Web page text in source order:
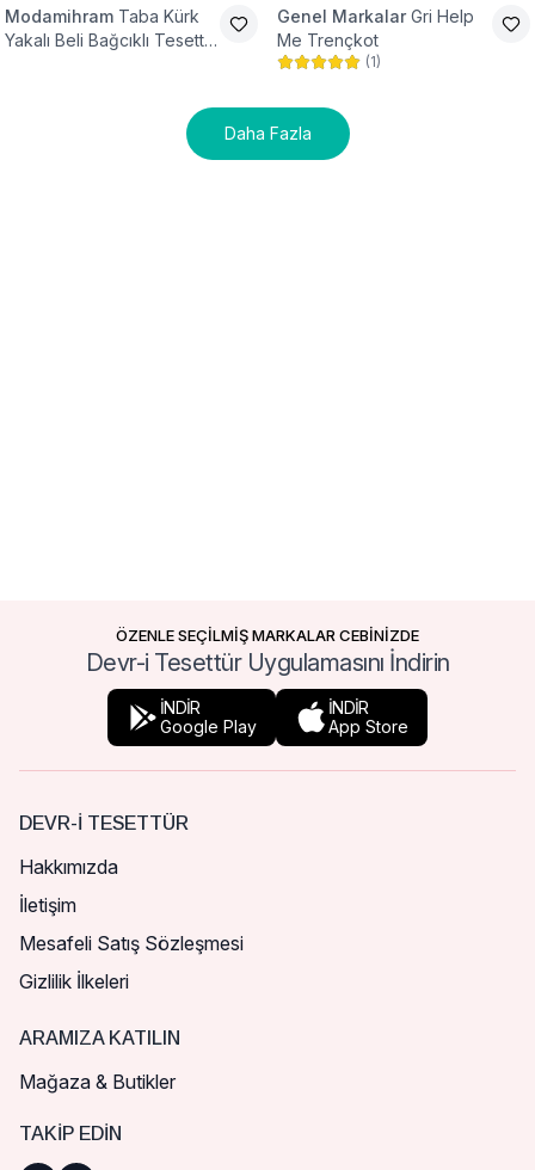
Modamihram Taba Kürk
Yakalı Beli Bağcıklı Tesettür
Genel Markalar Gri Help
Me Trençkot
(1)
Daha Fazla
ÖZENLE SEÇİLMİŞ MARKALAR CEBİNİZDE
Devr-i Tesettür Uygulamasını İndirin
İNDİR
Google Play
İNDİR
App Store
DEVR-I TESETTÜR
Hakkımızda
İletişim
Mesafeli Satış Sözleşmesi
Gizlilik İlkeleri
ARAMIZA KATILIN
Mağaza & Butikler
TAKIP EDIN